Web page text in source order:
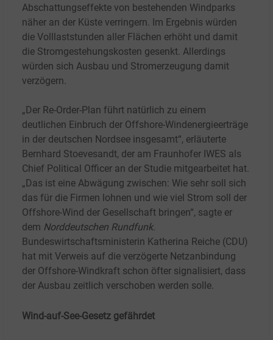
Abschattungseffekte von bestehenden Windparks
näher an der Küste verringern. Im Ergebnis würden
die Volllaststunden aller Flächen erhöht und damit
die Stromgestehungskosten gesenkt. Allerdings
würden sich Ausbau und Stromerzeugung damit
verzögern.
„Der Re-Order-Plan führt natürlich zu einem
deutlichen Einbruch der Offshore-Windenergieerträge
in der deutschen Nordsee insgesamt“, erläuterte
Bernhard Stoevesandt, der am Fraunhofer IWES als
Chief Political Officer an der Studie mitgearbeitet hat.
„Das ist eine Abwägung zwischen: Wie sehr soll sich
das für die Firmen lohnen und wie viel Strom soll der
Offshore-Wind der Gesellschaft bringen“, sagte er
dem Norddeutschen Rundfunk.
Bundeswirtschaftsministerin Katherina Reiche (CDU)
hat mit Verweis auf die verzögerte Netzanbindung
der Offshore-Windkraft schon öfter signalisiert, dass
der Ausbau zeitlich verschoben werden solle.
Wind-auf-See-Gesetz gefährdet